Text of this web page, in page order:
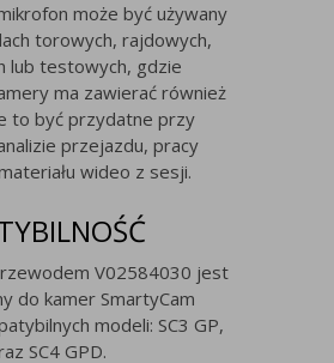
może być używany
torowych, rajdowych,
lub testowych, gdzie
ma zawierać również
to być przydatne przy
przejazdu, pracy
wideo z sesji.
V02584030 jest
do kamer SmartyCam
modeli: SC3 GP,
SC4 GPD.